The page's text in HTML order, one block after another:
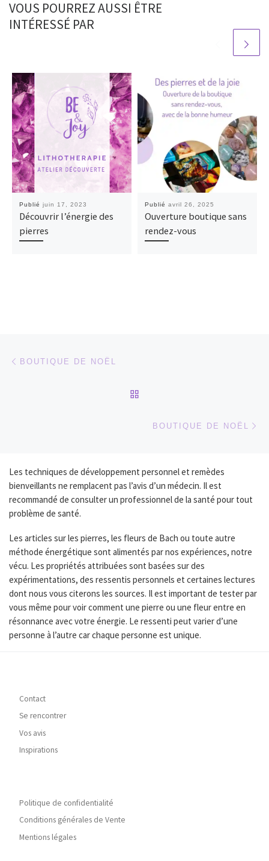
VOUS POURREZ AUSSI ÊTRE
INTÉRESSÉ PAR
Publié juin 17, 2023
Découvrir l’énergie des
pierres
Publié avril 26, 2025
Ouverture boutique sans
rendez-vous
Parcourir les articles
BOUTIQUE DE NOËL
BOUTIQUE DE NOËL
Les techniques de développement personnel et remèdes
bienveillants ne remplacent pas l’avis d’un médecin. Il est
recommandé de consulter un professionnel de la santé pour tout
problème de santé.
Les articles sur les pierres, les fleurs de Bach ou toute autre
méthode énergétique sont alimentés par nos expériences, notre
vécu. Les propriétés attribuées sont basées sur des
expérimentations, des ressentis personnels et certaines lectures
dont nous vous citerons les sources. Il est important de tester par
vous même pour voir comment une pierre ou une fleur entre en
résonnance avec votre énergie. Le ressenti peut varier d’une
personne à l’autre car chaque personne est unique.
Contact
Se rencontrer
Vos avis
Inspirations
Politique de confidentialité
Conditions générales de Vente
Mentions légales